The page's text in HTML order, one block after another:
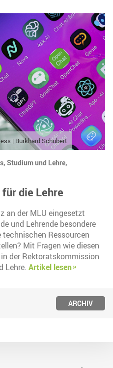
| Burkhard Schubert
Studium und Lehre,
die Lehre
an der MLU eingesetzt
und Lehrende besondere
Ressourcen
Mit Fragen wie diesen
der Rektoratskommission
Lehre. Artikel lesen
ARCHIV